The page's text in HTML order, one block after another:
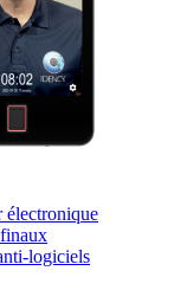
électronique
logiciels